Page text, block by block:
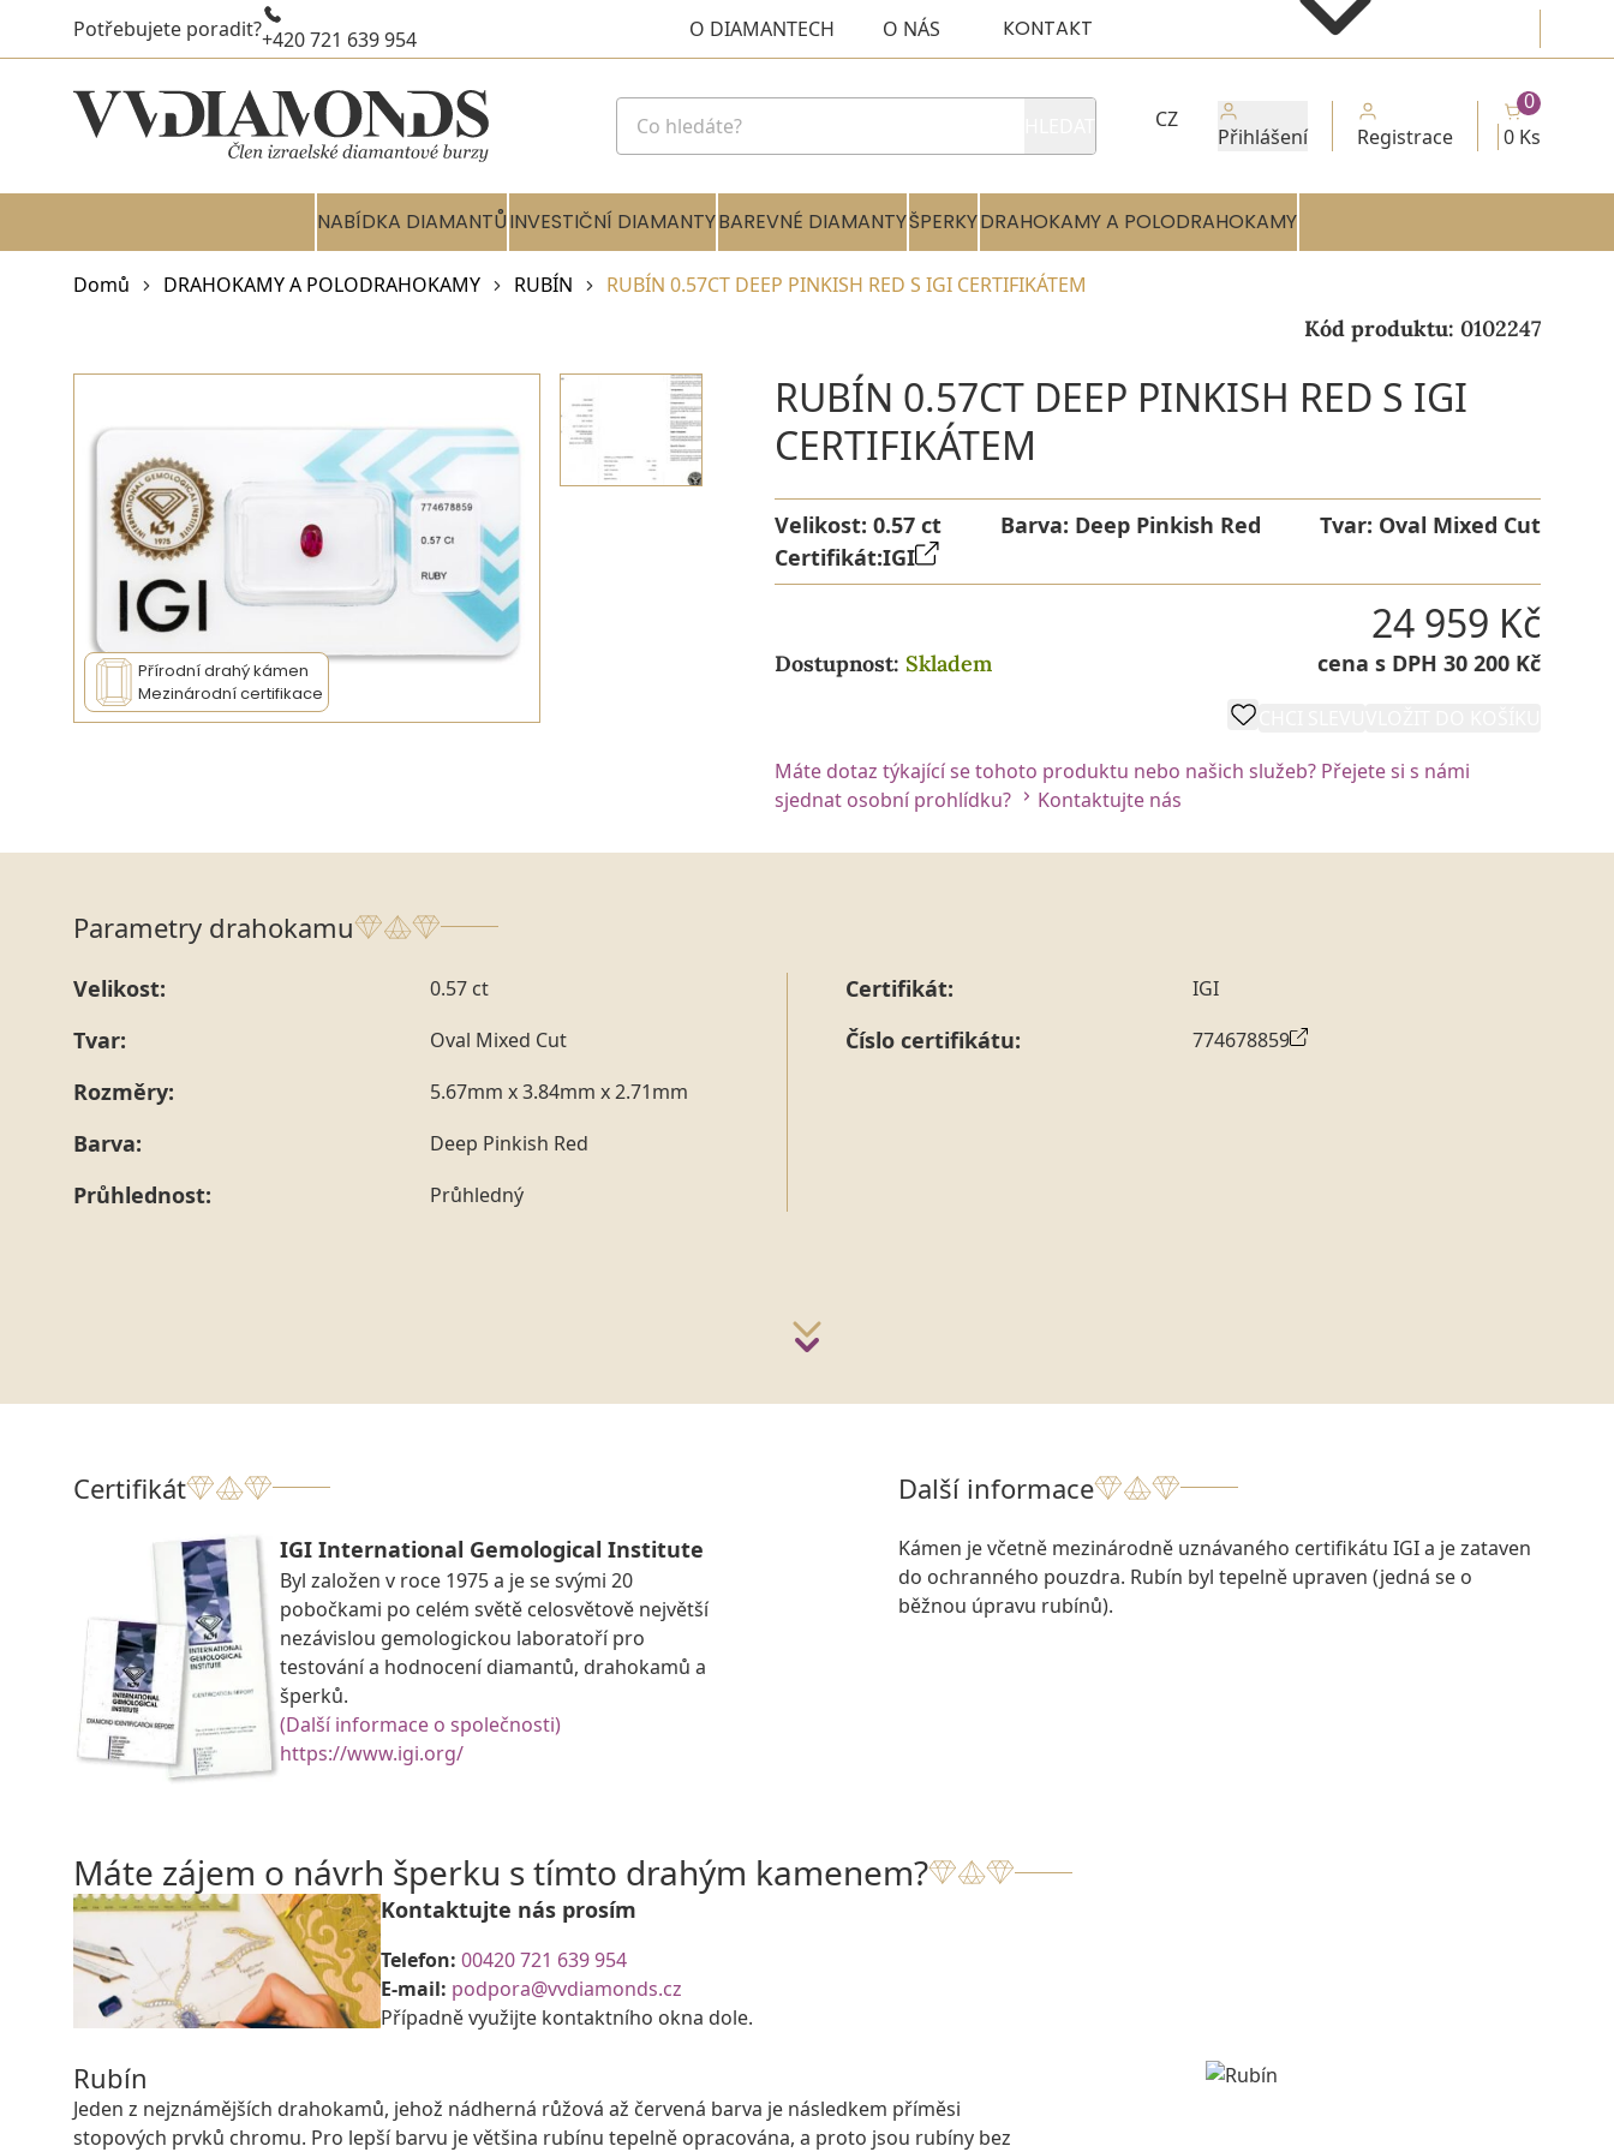
Potřebujete poradit?+420 721 639 954 O DIAMANTECH O NÁS KONTAKT
CZ
Přihlášení Registrace 0 Ks
0
NABÍDKA DIAMANTŮINVESTIČNÍ DIAMANTYBAREVNÉ DIAMANTYŠPERKYDRAHOKAMY A POLODRAHOKAMY
Domů DRAHOKAMY A POLODRAHOKAMY RUBÍN RUBÍN 0.57CT DEEP PINKISH RED S IGI CERTIFIKÁTEM
Kód produktu: 0102247
Přírodní drahý kámen
Mezinárodní certifikace
RUBÍN 0.57CT DEEP PINKISH RED S IGI
CERTIFIKÁTEM
Velikost: 0.57 ct Barva: Deep Pinkish Red Tvar: Oval Mixed Cut
Certifikát:IGI
Dostupnost: Skladem
24 959 Kč
cena s DPH 30 200 Kč
Máte dotaz týkající se tohoto produktu nebo našich služeb? Přejete si s námi
sjednat osobní prohlídku?
Kontaktujte nás
Parametry drahokamu
Velikost: 0.57 ct
Tvar: Oval Mixed Cut
Rozměry: 5.67mm x 3.84mm x 2.71mm
Barva: Deep Pinkish Red
Průhlednost: Průhledný
Certifikát: IGI
Číslo certifikátu: 774678859
Certifikát
IGI International Gemological Institute
Byl založen v roce 1975 a je se svými 20
pobočkami po celém světě celosvětově největší
nezávislou gemologickou laboratoří pro
testování a hodnocení diamantů, drahokamů a
šperků.
(Další informace o společnosti)
https://www.igi.org/
Další informace
Kámen je včetně mezinárodně uznávaného certifikátu IGI a je zataven
do ochranného pouzdra. Rubín byl tepelně upraven (jedná se o
běžnou úpravu rubínů).
Máte zájem o návrh šperku s tímto drahým kamenem?
Kontaktujte nás prosím
Telefon: 00420 721 639 954
E-mail: podpora@vvdiamonds.cz
Případně využijte kontaktního okna dole.
Rubín
Jeden z nejznámějších drahokamů, jehož nádherná růžová až červená barva je následkem příměsi
stopových prvků chromu. Pro lepší barvu je většina rubínu tepelně opracována, a proto jsou rubíny bez